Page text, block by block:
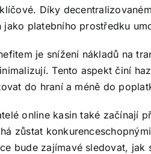
Díky
jako platebního prostředku
je snížení nákladů na
Tento aspekt činí
do hraní a méně do
online kasin také začínají
zůstat
bude zajímavé sledovat,